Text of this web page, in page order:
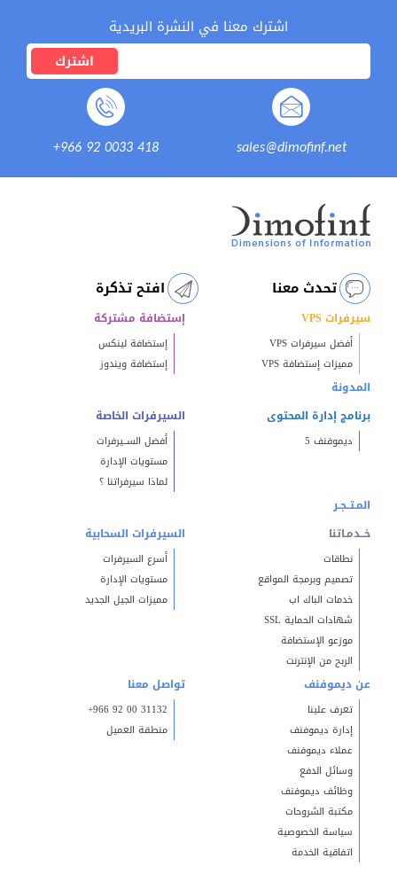
اشترك معنا في النشرة البريدية
اشترك
sales@dimofinf.net
+966 92 0033 418
تحدث معنا افتح تذكرة
سيرفرات VPS
أفضل سيرفرات VPS
مميزات إستضافة VPS
إستضافة مشتركة
إستضافة لينكس
إستضافة ويندوز
المدونة
برنامج إدارة المحتوى
ديموفنف 5
السيرفرات الخاصة
أفضل الســيرفرات
مستويات الإدارة
لماذا سيرفراتنا ؟
المـتــجـر
خــدمـاتنا
نطاقات
تصميم وبرمجة المواقع
خدمات الباك اب
شهادات الحماية SSL
موزعو الإستضافة
الربح من الإنترنت
السيرفرات السحابية
أسرع السيرفرات
مستويات الإدارة
مميزات الجيل الجديد
عن ديموفنف
تعرف علينا
إدارة ديموفنف
عملاء ديموفنف
وسائل الدفع
وظائف ديموفنف
مكتبة الشروحات
سياسة الخصوصية
اتفاقية الخدمة
تواصل معنا
+966 92 00 31132
منطقة العميل